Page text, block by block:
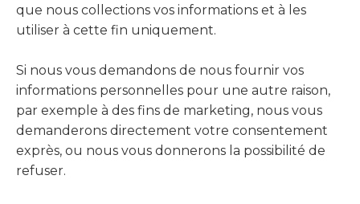
que nous collections vos informations et à les
utiliser à cette fin uniquement.
Si nous vous demandons de nous fournir vos
informations personnelles pour une autre raison,
par exemple à des fins de marketing, nous vous
demanderons directement votre consentement
exprès, ou nous vous donnerons la possibilité de
refuser.